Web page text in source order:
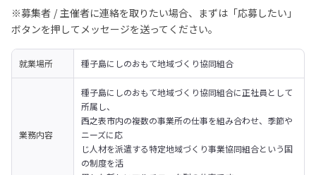
※募集者 / 主催者に連絡を取りたい場合、まずは「応募したい」
ボタンを押してメッセージを送ってください。
就業場所 種子島にしのおもて地域づくり協同組合
業務内容
種子島にしのおもて地域づくり協同組合に正社員として
所属し、
西之表市内の複数の事業所の仕事を組み合わせ、季節や
ニーズに応
じ人材を派遣する特定地域づくり事業協同組合という国
の制度を活